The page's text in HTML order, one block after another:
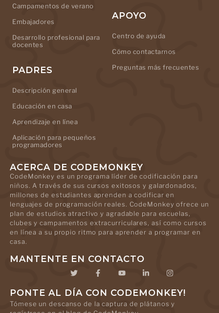
Campamentos de verano
Embajadores
Desarrollo profesional para
docentes
PADRES
Descripción general
Educación en casa
Aprendizaje en línea
Aplicación para pequeños
programadores
APOYO
Centro de ayuda
Cómo contactarnos
Preguntas más frecuentes
ACERCA DE CODEMONKEY
CodeMonkey es un programa líder de codificación para
niños. A través de sus cursos exitosos y galardonados,
millones de estudiantes aprenden a codificar en
lenguajes de programación reales. CodeMonkey ofrece un
plan de estudios atractivo y agradable para escuelas,
clubes y campamentos extracurriculares, así como cursos
en línea a su propio ritmo para aprender a programar en
casa.
MANTENTE EN CONTACTO
PONTE AL DÍA CON CODEMONKEY!
Tómese un descanso de la captura de plátanos y